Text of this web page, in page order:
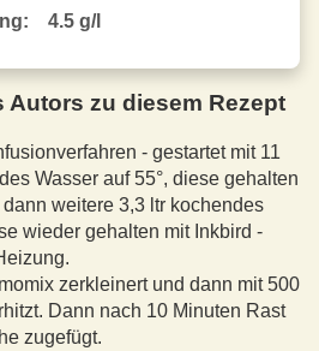
4.5 g/l
zu diesem Rezept
- gestartet mit 11
Wasser auf 55°, diese gehalten
weitere 3,3 ltr kochendes
wieder gehalten mit Inkbird -
zerkleinert und dann mit 500
Dann nach 10 Minuten Rast
zugefügt.